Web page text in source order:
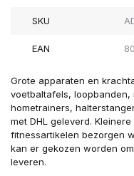
SKU
EAN
Grote apparaten en
voetbaltafels, loopbanden,
hometrainers,
met DHL geleverd.
fitnessartikelen bezorgen
kan er gekozen worden
leveren.